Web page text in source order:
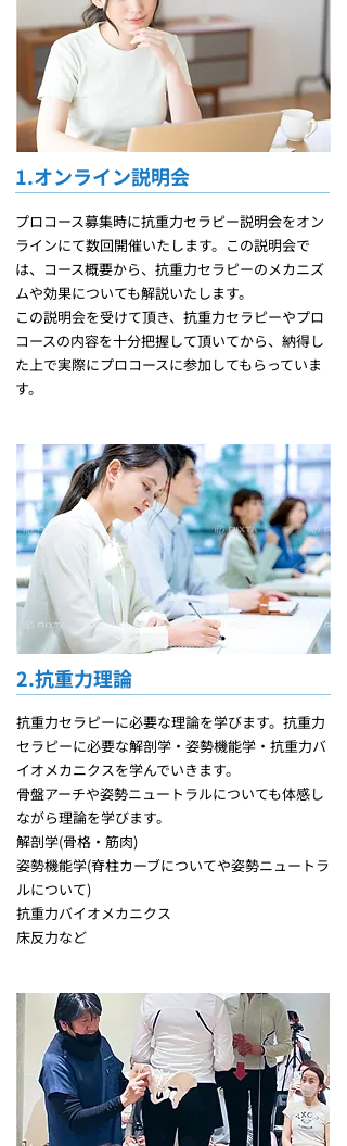
1.オンライン説明会
プロコース募集時に抗重力セラピー説明会をオン
ラインにて数回開催いたします。この説明会で
は、コース概要から、抗重力セラピーのメカニズ
ムや効果についても解説いたします。
この説明会を受けて頂き、抗重力セラピーやプロ
コースの内容を十分把握して頂いてから、納得し
た上で実際にプロコースに参加してもらっていま
す。
2.抗重力理論
抗重力セラピーに必要な理論を学びます。抗重力
セラピーに必要な解剖学・姿勢機能学・抗重力バ
イオメカニクスを学んでいきます。
骨盤アーチや姿勢ニュートラルについても体感し
ながら理論を学びます。
解剖学(骨格・筋肉)
姿勢機能学(脊柱カーブについてや姿勢ニュートラ
ルについて)
抗重力バイオメカニクス
床反力など